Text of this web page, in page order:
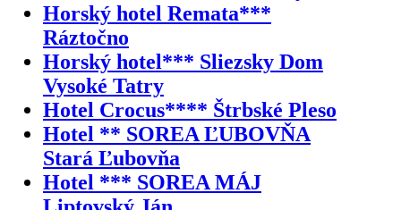
Horský hotel Remata***
Ráztočno
Horský hotel*** Sliezsky Dom
Vysoké Tatry
Hotel Crocus**** Štrbské Pleso
Hotel ** SOREA ĽUBOVŇA
Stará Ľubovňa
Hotel *** SOREA MÁJ